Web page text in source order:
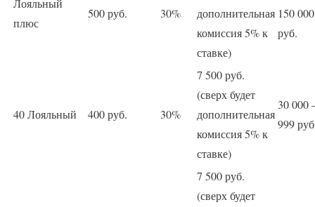
Лояльный
плюс
500 руб. 30%
дополнительная
комиссия 5% к
ставке)
150 000
руб.
40 Лояльный 400 руб. 30%
7 500 руб.
(сверх будет
дополнительная
комиссия 5% к
ставке)
30 000
999
7 500 руб.
(сверх будет